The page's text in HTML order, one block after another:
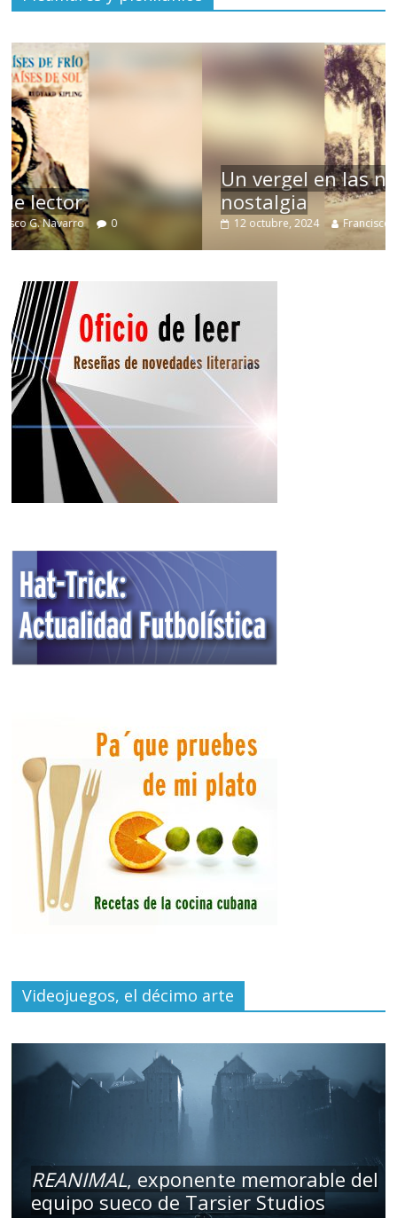
Un vergel en las nieblas de la
nostalgia
12 octubre, 2024 Francisco G. Navarro 0
Videojuegos, el décimo arte
REANIMAL, exponente memorable del
equipo sueco de Tarsier Studios